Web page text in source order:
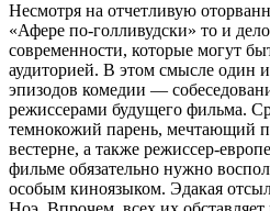
Несмотря на отчетливую
«Афере по-голливудски» то и
современности, которые могут
аудиторией. В этом смысле один
эпизодов комедии —
режиссерами будущего фильма.
темнокожий парень, мечтающий
вестерне, а также режиссер-
фильме обязательно нужно
особым киноязыком. Эдакая